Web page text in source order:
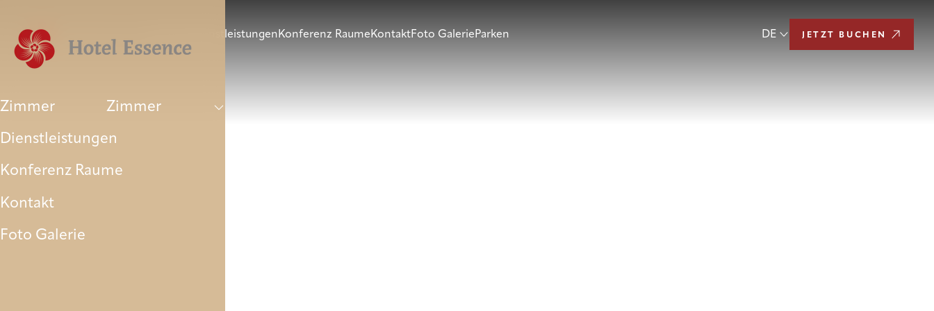
Dienstleistungen Konferenz Raume KontaktFoto Galerie Parken DE JETZT BUCHEN
Zimmer Zimmer
Dienstleistungen
Konferenz Raume
Kontakt
Foto Galerie